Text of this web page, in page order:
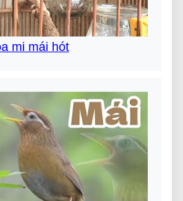
mi mái hót